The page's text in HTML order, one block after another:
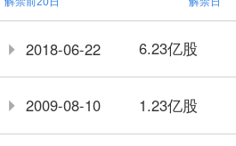
2018-06-22 6.23亿股
2009-08-10 1.23亿股